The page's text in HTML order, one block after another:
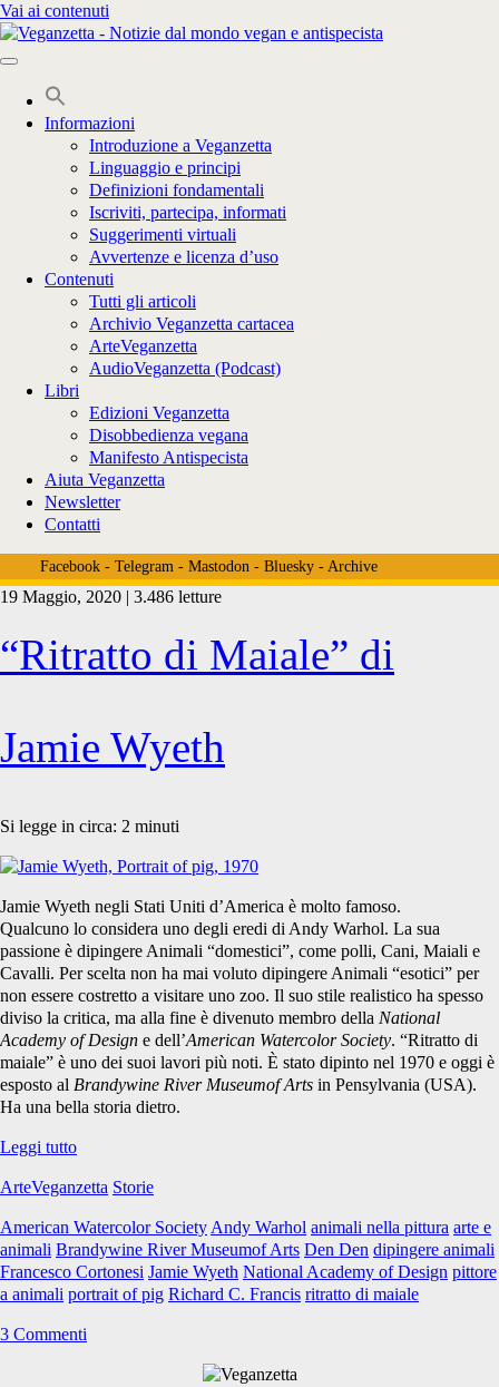
Vai ai contenuti
Informazioni
Introduzione a Veganzetta
Linguaggio e principi
Definizioni fondamentali
Iscriviti, partecipa, informati
Suggerimenti virtuali
Avvertenze e licenza d’uso
Contenuti
Tutti gli articoli
Archivio Veganzetta cartacea
ArteVeganzetta
AudioVeganzetta (Podcast)
Libri
Edizioni Veganzetta
Disobbedienza vegana
Manifesto Antispecista
Aiuta Veganzetta
Newsletter
Contatti
Facebook- Telegram- Mastodon- Bluesky- Archive
Tag:
<span>Den
Den</span>
19 Maggio, 2020 | 3.486 letture
“Ritratto di Maiale” di
Jamie Wyeth
Si legge in circa: 2 minuti
Jamie Wyeth negli Stati Uniti d’America è molto famoso.
Qualcuno lo considera uno degli eredi di Andy Warhol. La sua
passione è dipingere Animali “domestici”, come polli, Cani, Maiali e
Cavalli. Per scelta non ha mai voluto dipingere Animali “esotici” per
non essere costretto a visitare uno zoo. Il suo stile realistico ha spesso
diviso la critica, ma alla fine è divenuto membro della National
Academy of Design e dell’American Watercolor Society. “Ritratto di
maiale” è uno dei suoi lavori più noti. È stato dipinto nel 1970 e oggi è
esposto al Brandywine River Museumof Arts in Pensylvania (USA).
Ha una bella storia dietro.
Leggi tutto“Ritratto
Maiale”
Jamie
Wyeth
ArteVeganzetta Storie
American Watercolor Society Andy Warhol animali nella pittura arte e
animali Brandywine River Museumof Arts Den Den dipingere animali
Francesco Cortonesi Jamie Wyeth National Academy of Design pittore
a animali portrait of pig Richard C. Francis ritratto di maiale
3 Commenti